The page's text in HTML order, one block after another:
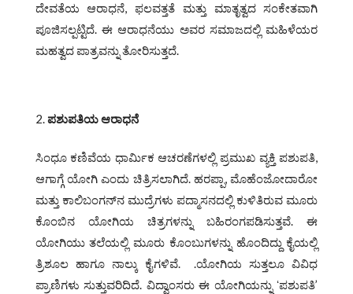
ದೇವತೆಯ ಆರಾಧನೆ, ಫಲವತ್ತತೆ ಮತ್ತು ಮಾತೃತ್ವದ ಸಂಕೇತವಾಗಿ
ಪೂಜಿಸಲ್ಪಟ್ಟಿದೆ. ಈ ಆರಾಧನೆಯು ಅವರ ಸಮಾಜದಲ್ಲಿ ಮಹಿಳೆಯರ
ಮಹತ್ವದ ಪಾತ್ರವನ್ನು ತೋರಿಸುತ್ತದೆ.
ಪಶುಪತಿಯ ಆರಾಧನೆ
ಸಿಂಧೂ ಕಣಿವೆಯ ಧಾರ್ಮಿಕ ಆಚರಣೆಗಳಲ್ಲಿ ಪ್ರಮುಖ ವ್ಯಕ್ತಿ ಪಶುಪತಿ,
ಆಗಾಗ್ಗೆ ಯೋಗಿ ಎಂದು ಚಿತ್ರಿಸಲಾಗಿದೆ. ಹರಪ್ಪಾ, ಮೊಹೆಂಜೋದಾರೋ
ಮತ್ತು ಕಾಲಿಬಂಗನ್‌ನ ಮುದ್ರೆಗಳು ಪದ್ಮಾಸನದಲ್ಲಿ ಕುಳಿತಿರುವ ಮೂರು
ಕೊಂಬಿನ ಯೋಗಿಯ ಚಿತ್ರಗಳನ್ನು ಬಹಿರಂಗಪಡಿಸುತ್ತವೆ. ಈ
ಯೋಗಿಯು ತಲೆಯಲ್ಲಿ ಮೂರು ಕೊಂಬುಗಳನ್ನು ಹೊಂದಿದ್ದು ಕೈಯಲ್ಲಿ
ತ್ರಿಶೂಲ ಹಾಗೂ ನಾಲ್ಕು ಕೈಗಳಿವೆ. .ಯೋಗಿಯ ಸುತ್ತಲೂ ವಿವಿಧ
ಪ್ರಾಣಿಗಳು ಸುತ್ತುವರಿದಿದೆ. ವಿದ್ವಾಂಸರು ಈ ಯೋಗಿಯನ್ನು ʻಪಶುಪತಿ’